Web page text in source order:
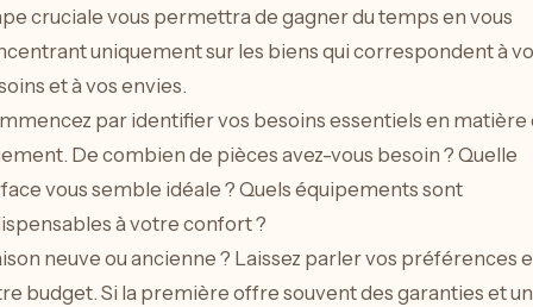
cruciale vous permettra de gagner du temps en vous
uniquement sur les biens qui correspondent à
et à vos envies.
par identifier vos besoins essentiels en matière
De combien de pièces avez-vous besoin ? Quelle
vous semble idéale ? Quels équipements sont
à votre confort ?
neuve ou ancienne ? Laissez parler vos préférences
budget. Si la première offre souvent des garanties et